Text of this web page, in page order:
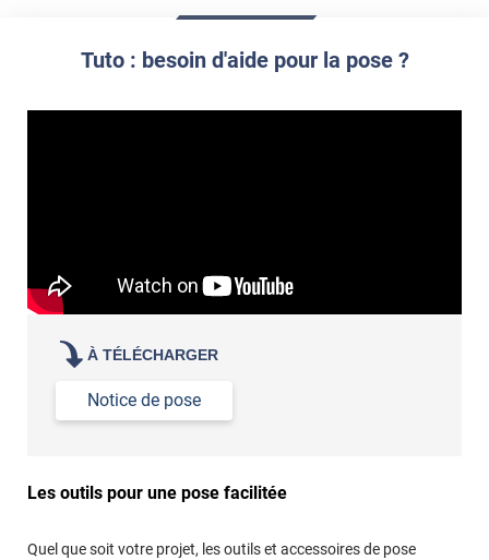
Utiliser une solution de dépose pour annuler l'action de la
S'aider d'un décapeur thermique : la colle va ramollir le film
faire appel à un
Lisser la surface avec un enduit de lissage au préalable
Comment poser du revêtement adhésif dans les angles
Réussir la pose d'un revêtement adhésif dans les angles. »
Tuto : besoin d'aide pour la pose ?
À TÉLÉCHARGER
Notice de pose
Les outils pour une pose facilitée
Quel que soit votre projet, les outils et accessoires de pose